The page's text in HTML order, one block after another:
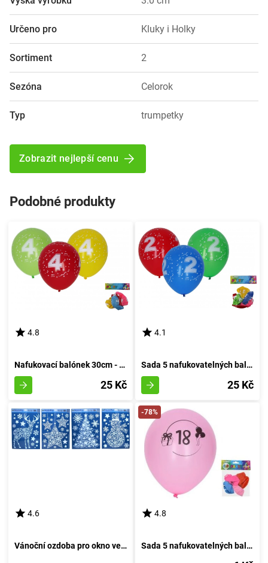
Určeno pro Kluky i Holky
Sortiment 2
Sezóna Celorok
Typ trumpetky
Zobrazit nejlepší cenu
Podobné produkty
4.8
Nafukovací balónek 30cm - sada 5 kusů, s pořadovým číslem 4
25 Kč
4.1
Sada 5 nafukovatelných balónků o průměru 30 cm - číslo dva
25 Kč
4.6
Vánoční ozdoba pro okno velikosti 41x29 cm
-78%
4.8
Sada 5 nafukovatelných balónků o průměru 30 cm, s motivem číslo 18